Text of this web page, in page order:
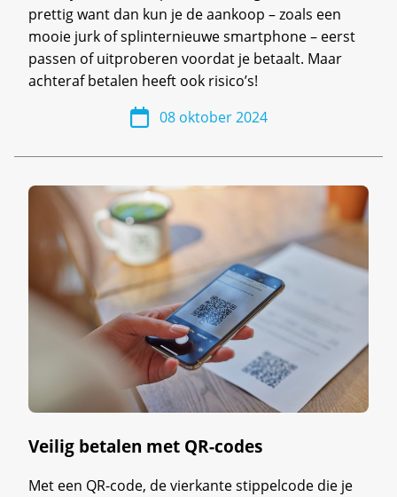
prettig want dan kun je de aankoop – zoals een
mooie jurk of splinternieuwe smartphone – eerst
passen of uitproberen voordat je betaalt. Maar
achteraf betalen heeft ook risico’s!
08 oktober 2024
Veilig betalen met QR-codes
Met een QR-code, de vierkante stippelcode die je